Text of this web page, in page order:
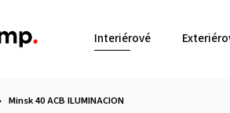
Interiérové
Minsk 40ACB ILUMINACION